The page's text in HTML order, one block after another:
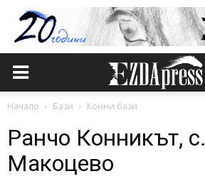
Начало Бази Конни бази
Ранчо Конникът, с.
Макоцево